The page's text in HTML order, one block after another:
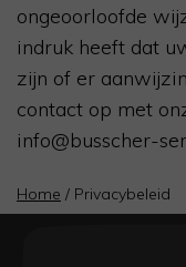
ongeoorloofde
indruk heeft dat
zijn of er
contact op met
info@busscher-
Home / Privacybeleid